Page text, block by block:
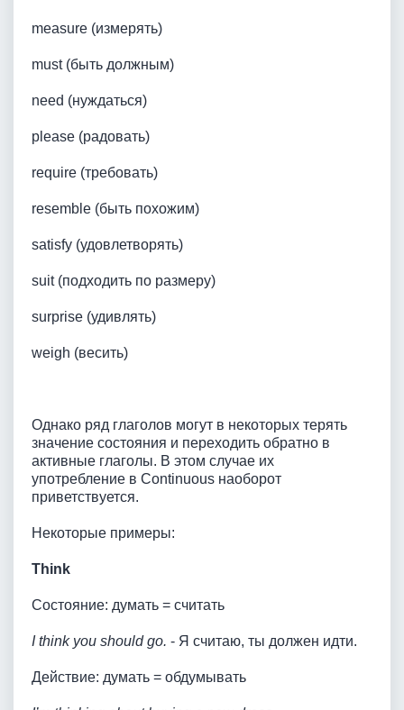
measure (измерять)
must (быть должным)
need (нуждаться)
please (радовать)
require (требовать)
resemble (быть похожим)
satisfy (удовлетворять)
suit (подходить по размеру)
surprise (удивлять)
weigh (весить)
Однако ряд глаголов могут в некоторых терять
значение состояния и переходить обратно в
активные глаголы. В этом случае их
употребление в Continuous наоборот
приветствуется.
Некоторые примеры:
Think
Состояние: думать = считать
I think you should go. - Я считаю, ты должен идти.
Действие: думать = обдумывать